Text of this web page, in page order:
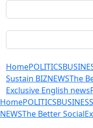
HomePOLITICS
Sustain BIZNEWSThe
Exclusive English news
HomePOLITICSBUSINESS
NEWSThe Better Social